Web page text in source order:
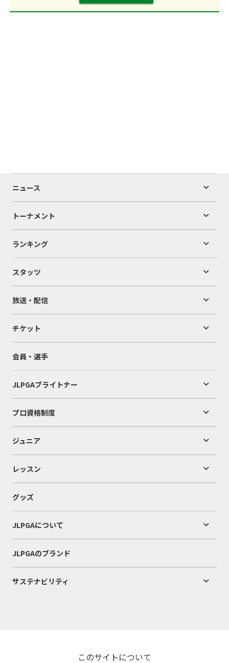
ニュース
トーナメント
ランキング
スタッツ
放送・配信
チケット
会員・選手
JLPGAブライトナー
プロ資格制度
ジュニア
レッスン
グッズ
JLPGAについて
JLPGAのブランド
サステナビリティ
このサイトについて